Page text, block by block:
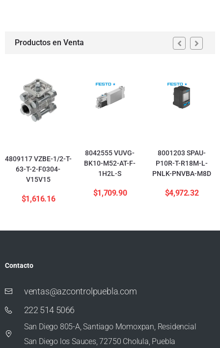
Productos en Venta
4809117 VZBE-1/2-T-
63-T-2-F0304-
V15V15
$1,616.16
8042555 VUVG-
BK10-M52-AT-F-
1H2L-S
$1,709.90
8001203 SPAU-
P10R-T-R18M-L-
PNLK-PNVBA-M8D
$4,972.32
Contacto
ventas@azcontrolpuebla.com
222 514 5066
San Diego 805-A, Santiago Momoxpan, Residencial
San Diego los Sauces, 72750 Cholula, Puebla